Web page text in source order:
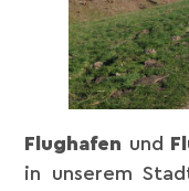
Flughafen und
in unserem